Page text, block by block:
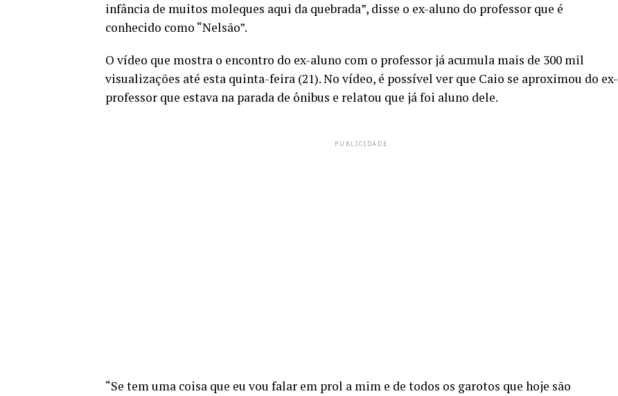
infância de muitos moleques aqui da quebrada”, disse o ex-aluno do professor que é
conhecido como “Nelsão”.
O vídeo que mostra o encontro do ex-aluno com o professor já acumula mais de 300 mil
visualizações até esta quinta-feira (21). No vídeo, é possível ver que Caio se aproximou do ex-
professor que estava na parada de ônibus e relatou que já foi aluno dele.
PUBLICIDADE
“Se tem uma coisa que eu vou falar em prol a mim e de todos os garotos que hoje são